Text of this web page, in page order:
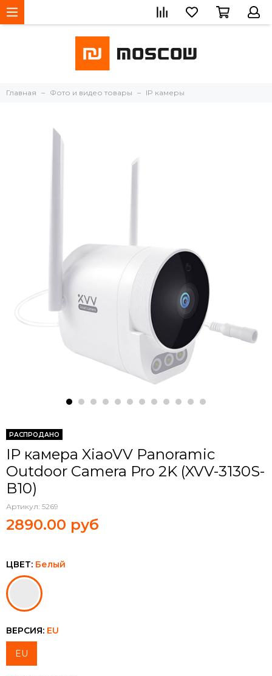
Главная Фото и видео товары IP камеры
РАСПРОДАНО
IP камера XiaoVV Panoramic
Outdoor Camera Pro 2K (XVV-3130S-
B10)
Артикул: 5269
2890.00 руб
ЦВЕТ: Белый
ВЕРСИЯ: EU
EU